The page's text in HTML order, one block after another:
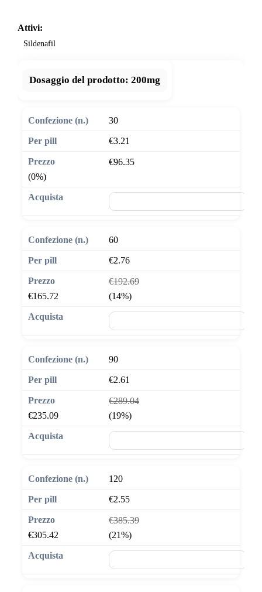
Attivi:
Sildenafil
Dosaggio del prodotto: 200mg
30
€3.21
€96.35
(0%)
60
€2.76
€192.69
€165.72
(14%)
90
€2.61
€289.04
€235.09
(19%)
120
€2.55
€385.39
€305.42
(21%)